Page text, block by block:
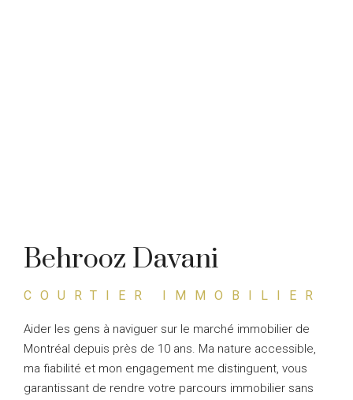
Behrooz Davani
COURTIER IMMOBILIER
Aider les gens à naviguer sur le marché immobilier de
Montréal depuis près de 10 ans. Ma nature accessible,
ma fiabilité et mon engagement me distinguent, vous
garantissant de rendre votre parcours immobilier sans